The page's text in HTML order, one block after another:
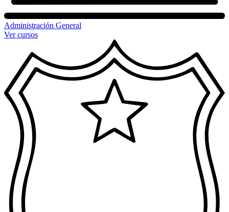
Administración General
Ver cursos